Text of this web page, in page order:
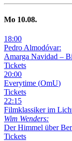
Mo 10.08.
18:00
Pedro Almodóvar:
Amarga Navidad –
Tickets
20:00
Everytime (OmU)
Tickets
22:15
Filmklassiker im
Wim Wenders:
Der Himmel über
Tickets